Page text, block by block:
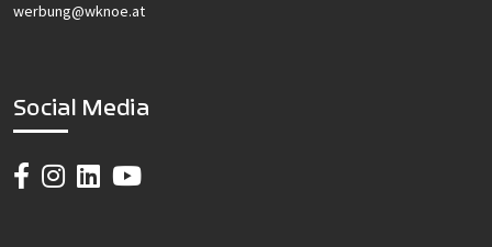
werbung@wknoe.at
Social Media